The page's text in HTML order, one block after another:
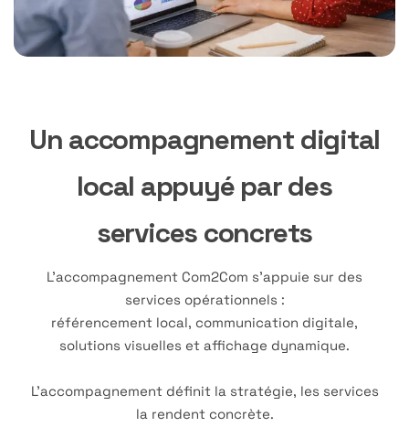
Un accompagnement digital
local appuyé par des
services concrets
L’accompagnement Com2Com s’appuie sur des
services opérationnels :
référencement local, communication digitale,
solutions visuelles et affichage dynamique.
L’accompagnement définit la stratégie, les services
la rendent concrète.